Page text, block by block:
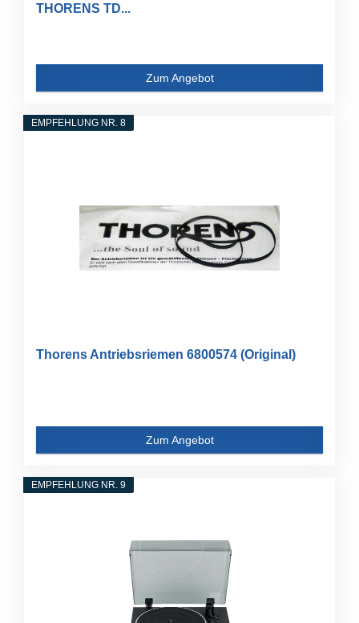
THORENS TD...
Zum Angebot
EMPFEHLUNG NR. 8
Thorens Antriebsriemen 6800574 (Original)
Zum Angebot
EMPFEHLUNG NR. 9